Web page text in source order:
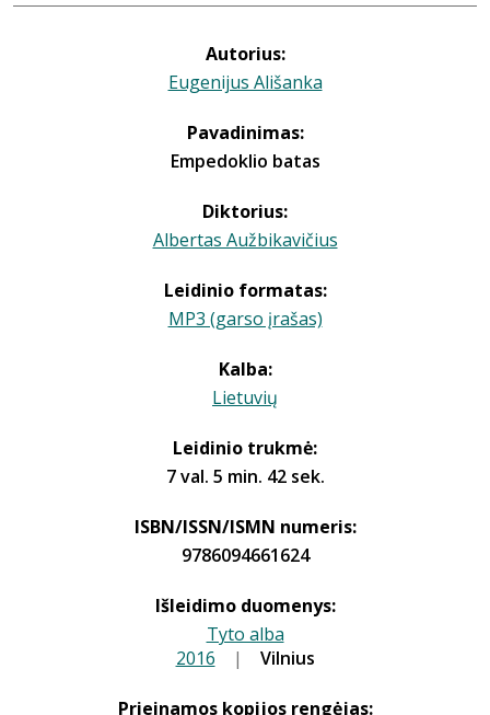
Autorius:
Eugenijus Ališanka
Pavadinimas:
Empedoklio batas
Diktorius:
Albertas Aužbikavičius
Leidinio formatas:
MP3 (garso įrašas)
Kalba:
Lietuvių
Leidinio trukmė:
7 val. 5 min. 42 sek.
ISBN/ISSN/ISMN numeris:
9786094661624
Išleidimo duomenys:
Tyto alba
2016 | Vilnius
Prieinamos kopijos rengėjas: